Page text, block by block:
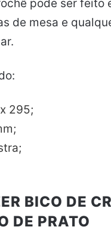
pode ser feito
de mesa e
295;
;
BICO DE
DE PRATO